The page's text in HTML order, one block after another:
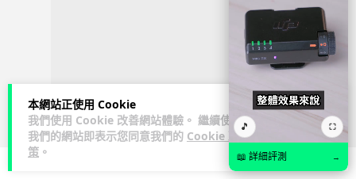
本網站正使用 Cookie
我們使用 Cookie 改善網站體驗。 繼續使用
我們的網站即表示您同意我們的 Cookie 政
策 。
🎵 ⛶
📖 詳細評測 →